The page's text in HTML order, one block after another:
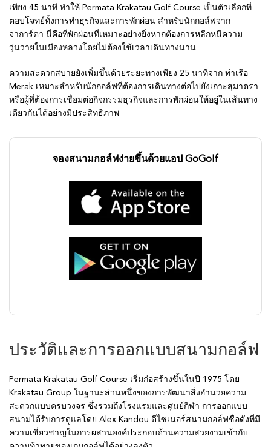
เพียง 45 นาที ทำให้ Permata Krakatau Golf Course เป็นตัวเลือกที่
ตอบโจทย์ทั้งการทำธุรกิจและการพักผ่อน สำหรับนักกอล์ฟจาก
จาการ์ตา นี่คือที่พักผ่อนที่เหมาะอย่างยิ่งหากต้องการหลีกหนีความ
วุ่นวายในเมืองหลวงโดยไม่ต้องใช้เวลาเดินทางนาน
ความสะดวกสบายยังเพิ่มขึ้นด้วยระยะทางเพียง 25 นาทีจาก ท่าเรือ
Merak เหมาะสำหรับนักกอล์ฟที่ต้องการเดินทางต่อไปยังเกาะสุมาตรา
หรือผู้ที่ต้องการเชื่อมต่อกิจกรรมธุรกิจและการพักผ่อนให้อยู่ในเส้นทาง
เดียวกันได้อย่างมีประสิทธิภาพ
จองสนามกอล์ฟง่ายขึ้นด้วยแอป GoGolf
ประวัติและการออกแบบสนามกอล์ฟ
Permata Krakatau Golf Course เริ่มก่อสร้างขึ้นในปี 1975 โดย
Krakatau Group ในฐานะส่วนหนึ่งของการพัฒนาสิ่งอำนวยความ
สะดวกแบบครบวงจร ซึ่งรวมถึงโรงแรมและศูนย์กีฬา การออกแบบ
สนามได้รับการดูแลโดย Alex Kandou ดีไซเนอร์สนามกอล์ฟชื่อดังที่มี
ความเชี่ยวชาญในการผสานองค์ประกอบด้านความสวยงามเข้ากับ